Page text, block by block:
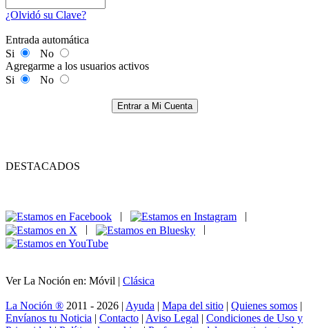
¿Olvidó su Clave?
Entrada automática
Si
No
Agregarme a los usuarios activos
Si
No
Entrar a Mi Cuenta
DESTACADOS
|
|
|
|
Ver La Noción en: Móvil | Clásica
La Noción ® 2011 - 2026 | Ayuda | Mapa del sitio | Quienes somos |
Envíanos tu Noticia | Contacto | Aviso Legal | Condiciones de Uso y